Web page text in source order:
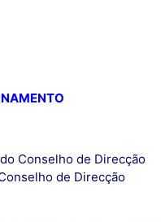
Conselho de Direcção
de Direcção